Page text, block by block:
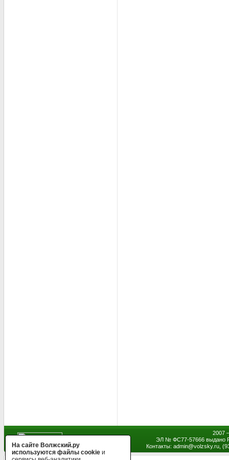
2007
ЭЛ № ФС77-57666 выдано
Контакты: admin@volzsky.ru,
На сайте Волжский.ру
используются файлы cookie и